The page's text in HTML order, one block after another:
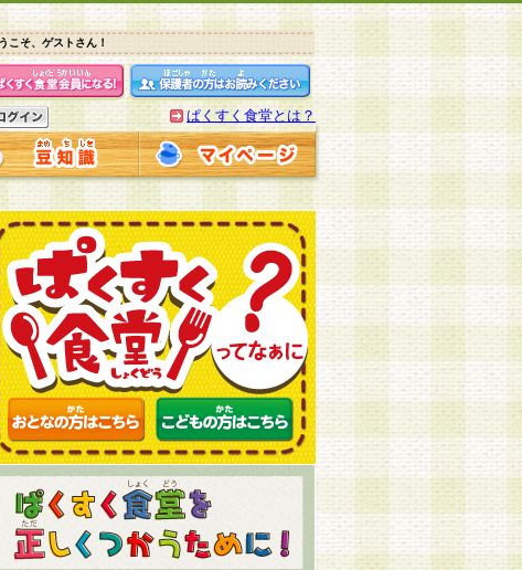
こそ、ゲストさん！
ぱくすく食堂とは？